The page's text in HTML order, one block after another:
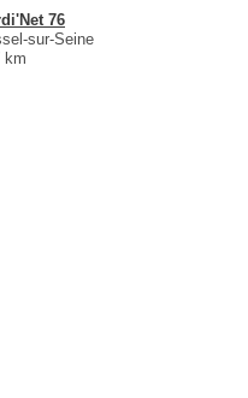
76
sur-Seine
km